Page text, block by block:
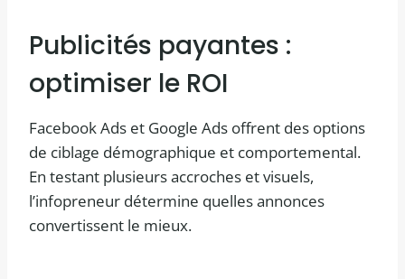
Publicités payantes :
optimiser le ROI
Facebook Ads et Google Ads offrent des options
de ciblage démographique et comportemental.
En testant plusieurs accroches et visuels,
l’infopreneur détermine quelles annonces
convertissent le mieux.